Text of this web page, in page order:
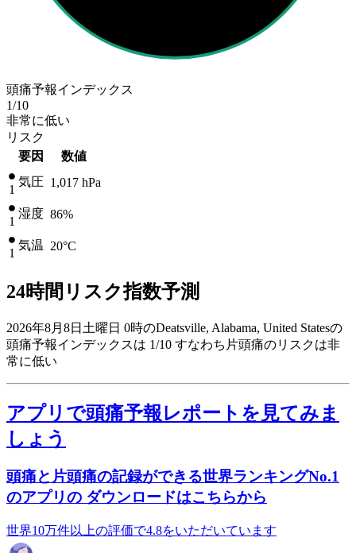
頭痛予報インデックス
1/10
非常に低い
リスク
要因
数値
1
気圧 1,017 hPa
1
湿度 86%
1
気温 20°C
24時間リスク指数予測
2026年8月8日土曜日 0時のDeatsville, Alabama, United Statesの
頭痛予報インデックスは 1/10 すなわち片頭痛のリスクは非
常に低い
アプリで頭痛予報レポートを見てみま
しょう
頭痛と片頭痛の記録ができる世界ランキングNo.1
のアプリの ダウンロードはこちらから
世界10万件以上の評価で4.8をいただいています